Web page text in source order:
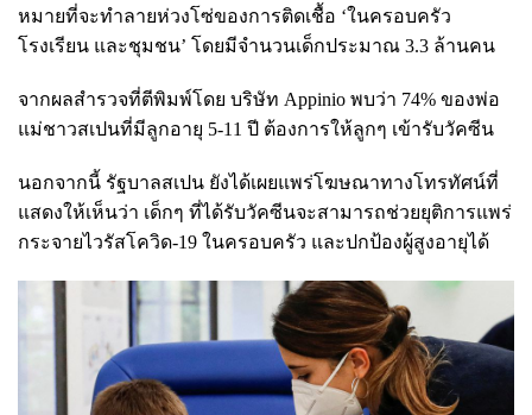
หมายที่จะทำลายห่วงโซ่ของการติดเชื้อ ‘ในครอบครัว
โรงเรียน และชุมชน’ โดยมีจำนวนเด็กประมาณ 3.3 ล้านคน
จากผลสำรวจที่ตีพิมพ์โดย บริษัท Appinio พบว่า 74% ของพ่อ
แม่ชาวสเปนที่มีลูกอายุ 5-11 ปี ต้องการให้ลูกๆ เข้ารับวัคซีน
นอกจากนี้ รัฐบาลสเปน ยังได้เผยแพร่โฆษณาทางโทรทัศน์ที่
แสดงให้เห็นว่า เด็กๆ ที่ได้รับวัคซีนจะสามารถช่วยยุติการแพร่
กระจายไวรัสโควิด-19 ในครอบครัว และปกป้องผู้สูงอายุได้